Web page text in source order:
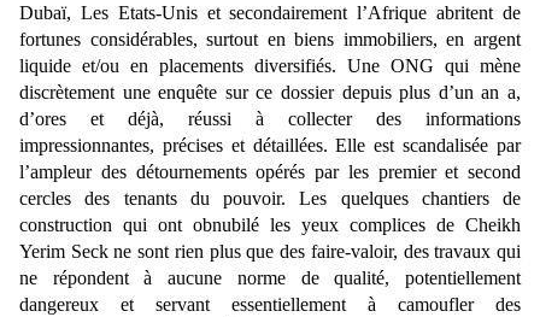
Dubaï, Les Etats-Unis et secondairement l’Afrique abritent de
fortunes considérables, surtout en biens immobiliers, en argent
liquide et/ou en placements diversifiés. Une ONG qui mène
discrètement une enquête sur ce dossier depuis plus d’un an a,
d’ores et déjà, réussi à collecter des informations
impressionnantes, précises et détaillées. Elle est scandalisée par
l’ampleur des détournements opérés par les premier et second
cercles des tenants du pouvoir. Les quelques chantiers de
construction qui ont obnubilé les yeux complices de Cheikh
Yerim Seck ne sont rien plus que des faire-valoir, des travaux qui
ne répondent à aucune norme de qualité, potentiellement
dangereux et servant essentiellement à camoufler des